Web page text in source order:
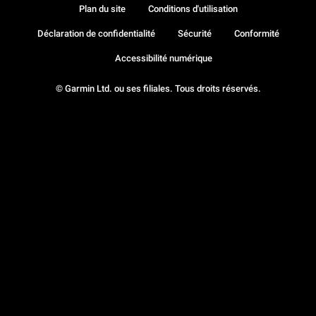
© Garmin Ltd. ou ses filiales. Tous droits réservés.
Plan du site Conditions d'utilisation
Déclaration de confidentialité Sécurité Conformité
Accessibilité numérique